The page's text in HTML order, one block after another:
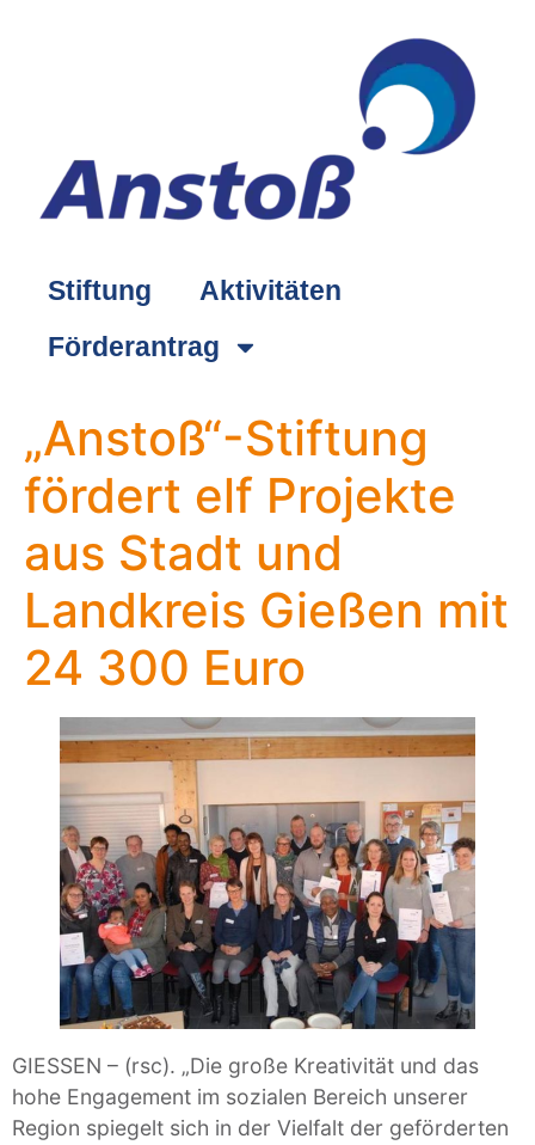
Stiftung
Aktivitäten
Förderantrag
„Anstoß“-Stiftung
fördert elf Projekte
aus Stadt und
Landkreis Gießen mit
24 300 Euro
GIESSEN – (rsc). „Die große Kreativität und das
hohe Engagement im sozialen Bereich unserer
Region spiegelt sich in der Vielfalt der geförderten